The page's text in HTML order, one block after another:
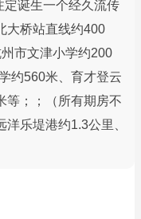
定诞生一个经久流传
大桥站直线约400
市文津小学约200
约560米、育才登云
等；；（所有期房不
乐堤港约1.3公里、